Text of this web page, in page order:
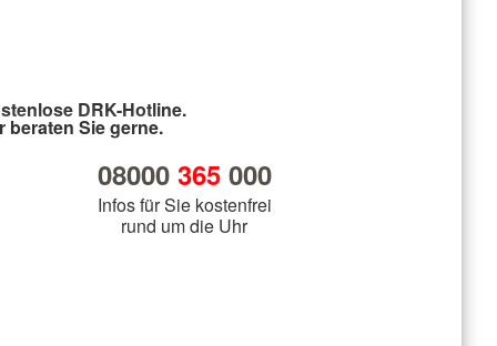
DRK-Hotline.
beraten Sie gerne.
08000 365000
Infos für Sie kostenfrei
rund um die Uhr